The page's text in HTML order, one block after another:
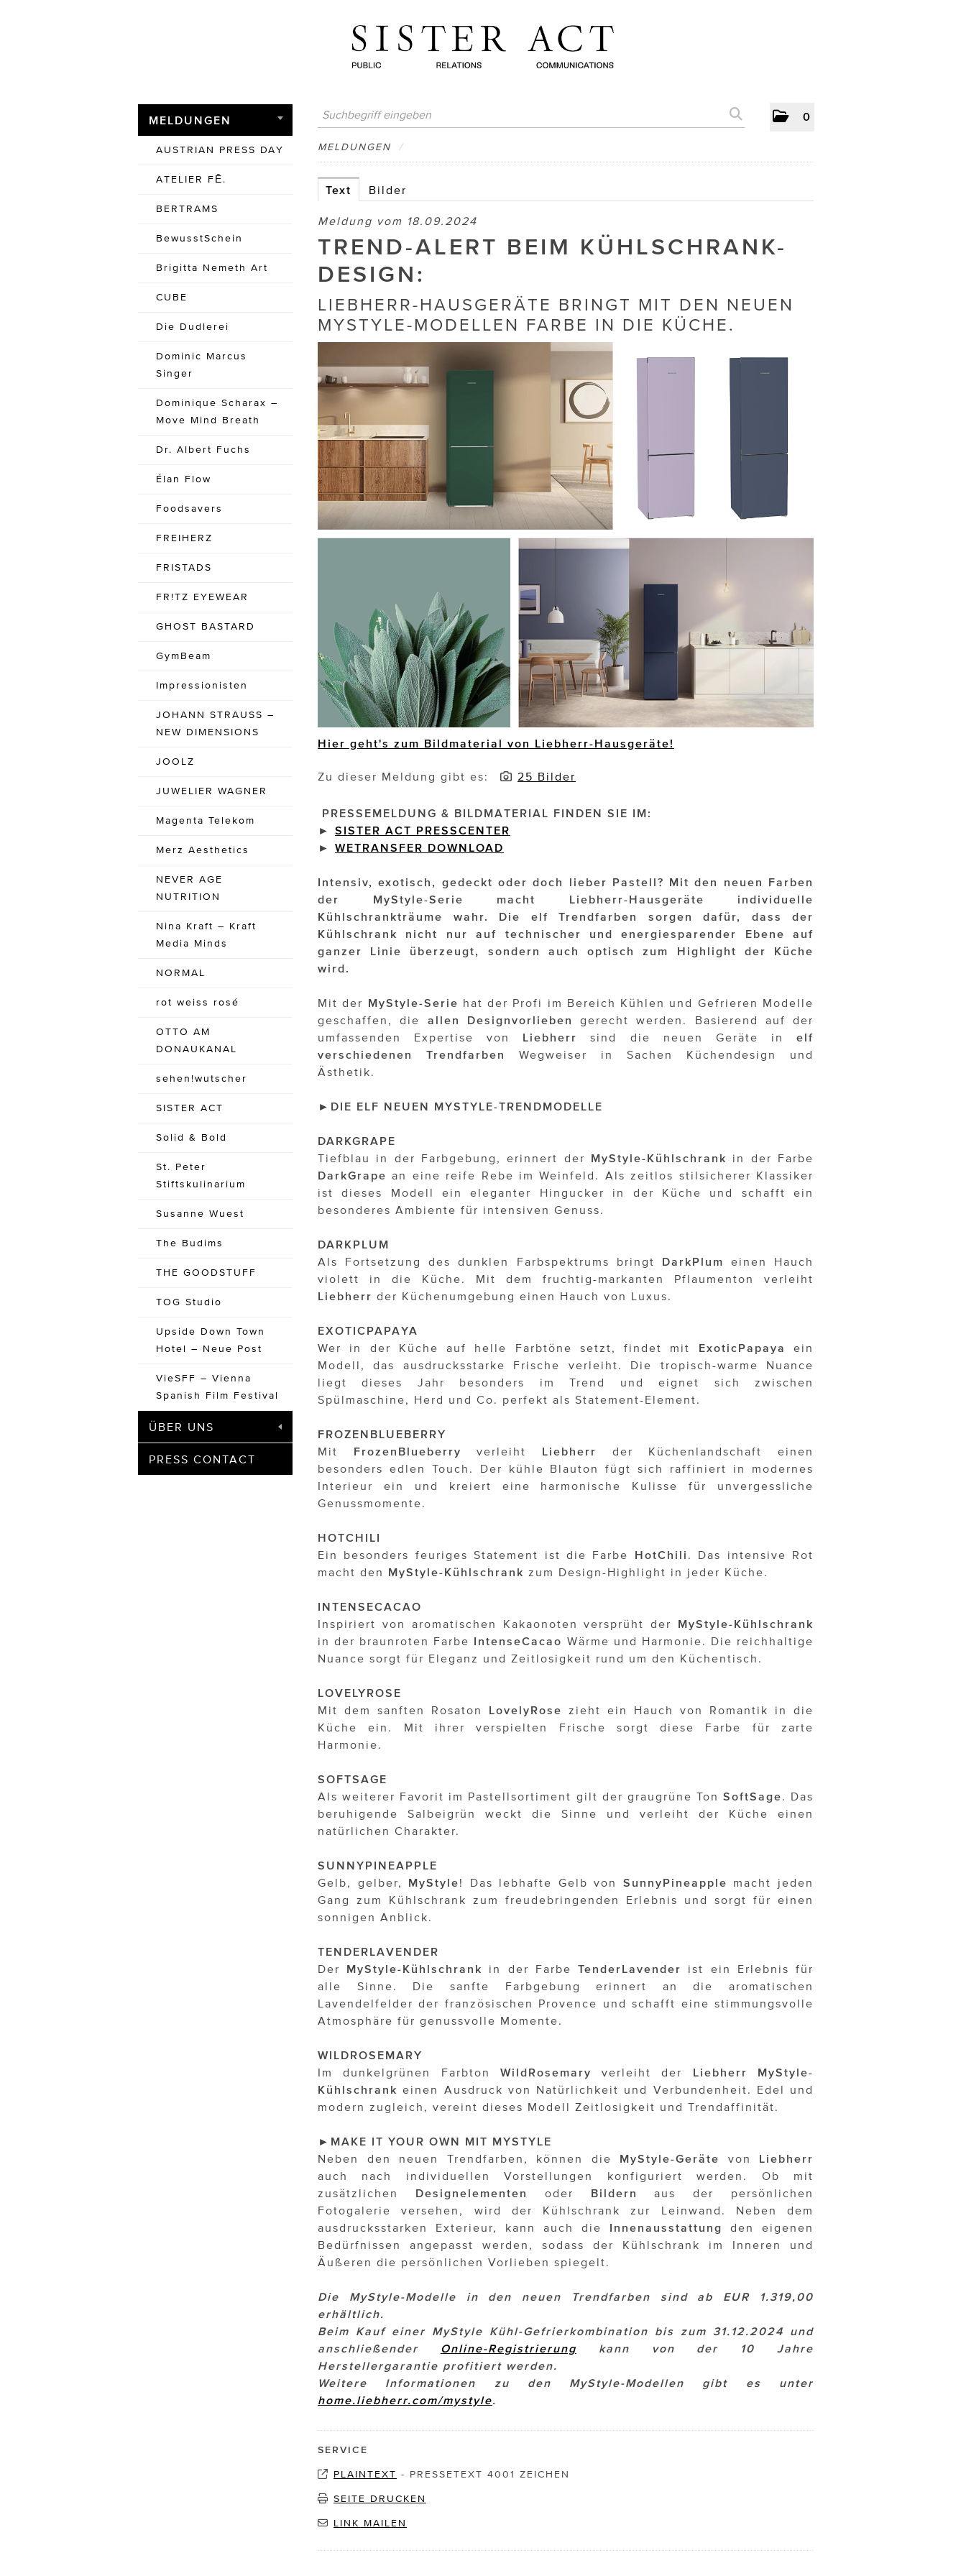
0
MELDUNGEN
AUSTRIAN PRESS DAY
ATELIER FĒ.
BERTRAMS
BewusstSchein
Brigitta Nemeth Art
CUBE
Die Dudlerei
Dominic Marcus
Singer
Dominique Scharax –
Move Mind Breath
Dr. Albert Fuchs
Élan Flow
Foodsavers
FREIHERZ
FRISTADS
FR!TZ EYEWEAR
GHOST BASTARD
GymBeam
Impressionisten
JOHANN STRAUSS –
NEW DIMENSIONS
JOOLZ
JUWELIER WAGNER
Magenta Telekom
Merz Aesthetics
NEVER AGE
NUTRITION
Nina Kraft – Kraft
Media Minds
NORMAL
rot weiss rosé
OTTO AM
DONAUKANAL
sehen!wutscher
SISTER ACT
Solid & Bold
St. Peter
Stiftskulinarium
Susanne Wuest
The Budims
THE GOODSTUFF
TOG Studio
Upside Down Town
Hotel – Neue Post
VieSFF – Vienna
Spanish Film Festival
ÜBER UNS
PRESS CONTACT
MELDUNGEN /
Text Bilder
Meldung vom 18.09.2024
TREND-ALERT BEIM KÜHLSCHRANK-
DESIGN:
LIEBHERR-HAUSGERÄTE BRINGT MIT DEN NEUEN
MYSTYLE-MODELLEN FARBE IN DIE KÜCHE.
Hier geht's zum Bildmaterial von Liebherr-Hausgeräte!
Zu dieser Meldung gibt es: 25 Bilder
PRESSEMELDUNG & BILDMATERIAL FINDEN SIE IM:
► SISTER ACT PRESSCENTER
► WETRANSFER DOWNLOAD
Intensiv, exotisch, gedeckt oder doch lieber Pastell? Mit den neuen Farben
der MyStyle-Serie macht Liebherr-Hausgeräte individuelle
Kühlschrankträume wahr. Die elf Trendfarben sorgen dafür, dass der
Kühlschrank nicht nur auf technischer und energiesparender Ebene auf
ganzer Linie überzeugt, sondern auch optisch zum Highlight der Küche
wird.
Mit der MyStyle-Serie hat der Profi im Bereich Kühlen und Gefrieren Modelle
geschaffen, die allen Designvorlieben
gerecht werden. Basierend auf der
umfassenden Expertise von Liebherrsind die neuen Geräte inelf
verschiedenen Trendfarben
Wegweiser in Sachen Küchendesign und
Ästhetik.
►DIE ELF NEUEN MYSTYLE-TRENDMODELLE
DARKGRAPE
Tiefblau in der Farbgebung, erinnert der MyStyle-Kühlschrank
in der Farbe
DarkGrape an eine reife Rebe im Weinfeld. Als zeitlos stilsicherer Klassiker
ist dieses Modell ein eleganter Hingucker in der Küche und schafft ein
besonderes Ambiente für intensiven Genuss.
DARKPLUM
Als Fortsetzung des dunklen Farbspektrums bringt DarkPlum einen Hauch
violett in die Küche. Mit dem fruchtig-markanten Pflaumenton verleiht
Liebherr der Küchenumgebung einen Hauch von Luxus.
EXOTICPAPAYA
Wer in der Küche auf helle Farbtöne setzt, findet mit ExoticPapaya
ein
Modell, das ausdrucksstarke Frische verleiht. Die tropisch-warme Nuance
liegt dieses Jahr besonders im Trend und eignet sich zwischen
Spülmaschine, Herd und Co. perfekt als Statement-Element.
FROZENBLUEBERRY
Mit FrozenBlueberry verleiht Liebherr
der Küchenlandschaft einen
besonders edlen Touch. Der kühle Blauton fügt sich raffiniert in modernes
Interieur ein und kreiert eine harmonische Kulisse für unvergessliche
Genussmomente.
HOTCHILI
Ein besonders feuriges Statement ist die Farbe HotChili . Das intensive Rot
macht den MyStyle-Kühlschrank zum Design-Highlight in jeder Küche.
INTENSECACAO
Inspiriert von aromatischen Kakaonoten versprüht der MyStyle-Kühlschrank
in der braunroten Farbe IntenseCacao Wärme und Harmonie. Die reichhaltige
Nuance sorgt für Eleganz und Zeitlosigkeit rund um den Küchentisch.
LOVELYROSE
Mit dem sanften Rosaton LovelyRose
zieht ein Hauch von Romantik in die
Küche ein. Mit ihrer verspielten Frische sorgt diese Farbe für zarte
Harmonie.
SOFTSAGE
Als weiterer Favorit im Pastellsortiment gilt der graugrüne Ton SoftSage. Das
beruhigende Salbeigrün weckt die Sinne und verleiht der Küche einen
natürlichen Charakter.
SUNNYPINEAPPLE
Gelb, gelber, MyStyle! Das lebhafte Gelb von SunnyPineapple
macht jeden
Gang zum Kühlschrank zum freudebringenden Erlebnis und sorgt für einen
sonnigen Anblick.
TENDERLAVENDER
Der MyStyle-Kühlschrank in der FarbeTenderLavender
ist ein Erlebnis für
alle Sinne. Die sanfte Farbgebung erinnert an die aromatischen
Lavendelfelder der französischen Provence und schafft eine stimmungsvolle
Atmosphäre für genussvolle Momente.
WILDROSEMARY
Im dunkelgrünen Farbton WildRosemary verleiht der Liebherr
MyStyle-
Kühlschrank einen Ausdruck von Natürlichkeit und Verbundenheit. Edel und
modern zugleich, vereint dieses Modell Zeitlosigkeit und Trendaffinität.
►MAKE IT YOUR OWN MIT MYSTYLE
Neben den neuen Trendfarben, können die MyStyle-Geräte von Liebherr
auch nach individuellen Vorstellungen konfiguriert werden. Ob mit
zusätzlichen Designelementen oder Bildern
aus der persönlichen
Fotogalerie versehen, wird der Kühlschrank zur Leinwand. Neben dem
ausdrucksstarken Exterieur, kann auch die Innenausstattung
den eigenen
Bedürfnissen angepasst werden, sodass der Kühlschrank im Inneren und
Äußeren die persönlichen Vorlieben spiegelt.
Die MyStyle-Modelle in den neuen Trendfarben sind ab EUR 1.319,00
erhältlich.
Beim Kauf einer MyStyle Kühl-Gefrierkombination bis zum 31.12.2024 und
anschließender Online-Registrierung kann von der 10 Jahre
Herstellergarantie profitiert werden.
Weitere Informationen zu den MyStyle-Modellen gibt es unter
home.liebherr.com/mystyle.
SERVICE
PLAINTEXT - PRESSETEXT 4001 ZEICHEN
SEITE DRUCKEN
LINK MAILEN